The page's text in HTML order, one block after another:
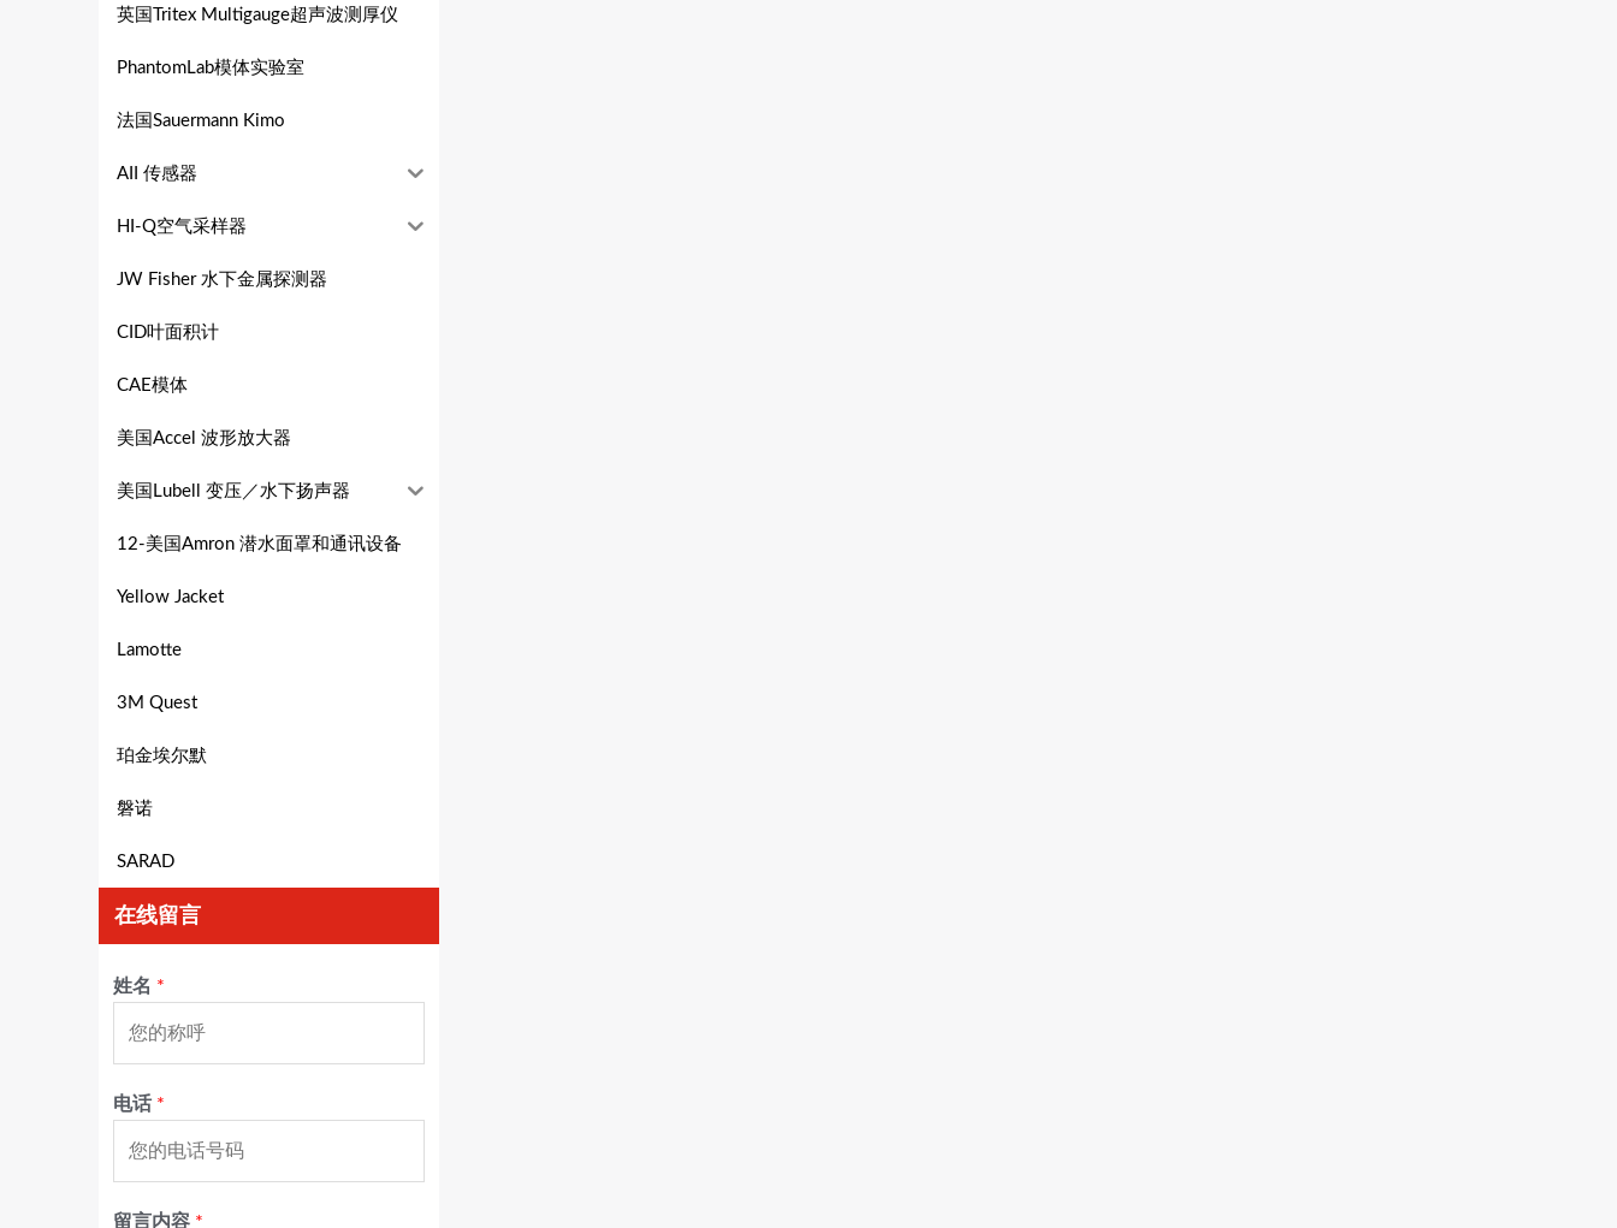
英国Tritex Multigauge超声波测厚仪
PhantomLab模体实验室
法国Sauermann Kimo
AII 传感器
HI-Q空气采样器
JW Fisher 水下金属探测器
CID叶面积计
CAE模体
美国Accel 波形放大器
美国Lubell 变压／水下扬声器
12-美国Amron 潜水面罩和通讯设备
Yellow Jacket
Lamotte
3M Quest
珀金埃尔默
磐诺
SARAD
在线留言
姓名 *
电话 *
留言内容 *